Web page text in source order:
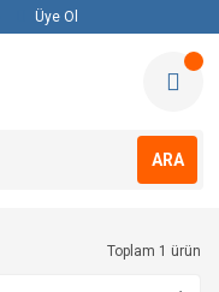
Üye Ol
ARA
Toplam 1 ürün